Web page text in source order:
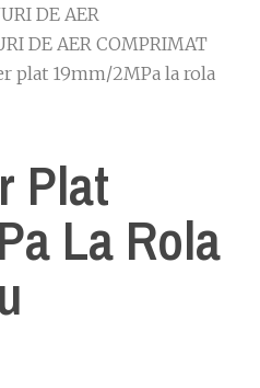
DE AER
DE AER COMPRIMAT
plat 19mm/2MPa la rola
Plat
La Rola